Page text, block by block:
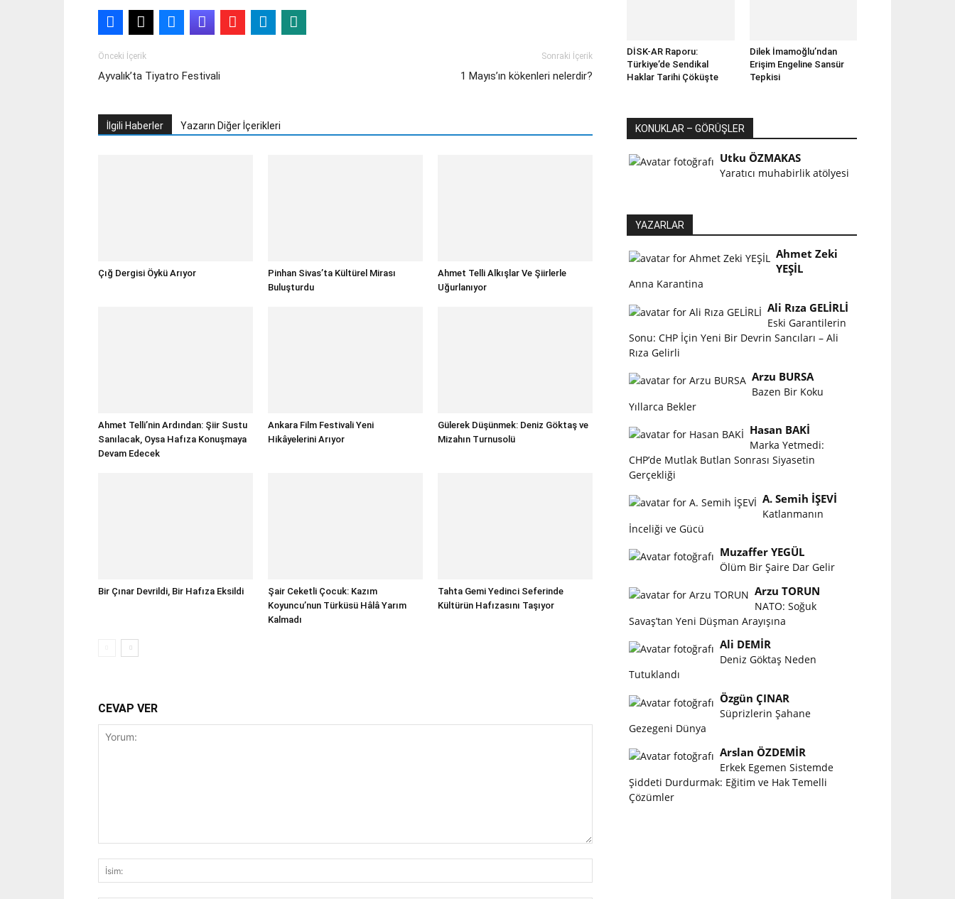
Önceki İçerik
Ayvalık’ta Tiyatro Festivali
Sonraki İçerik
1 Mayıs’ın kökenleri nelerdir?
İlgili Haberler Yazarın Diğer İçerikleri
Çığ Dergisi Öykü Arıyor
Pinhan Sivas’ta Kültürel Mirası
Buluşturdu
Ahmet Telli Alkışlar Ve Şiirlerle
Uğurlanıyor
Ahmet Telli’nin Ardından: Şiir Sustu
Sanılacak, Oysa Hafıza Konuşmaya
Devam Edecek
Ankara Film Festivali Yeni
Hikâyelerini Arıyor
Gülerek Düşünmek: Deniz Göktaş ve
Mizahın Turnusolü
Bir Çınar Devrildi, Bir Hafıza Eksildi
Şair Ceketli Çocuk: Kazım
Koyuncu’nun Türküsü Hâlâ Yarım
Kalmadı
Tahta Gemi Yedinci Seferinde
Kültürün Hafızasını Taşıyor
CEVAP VER
DİSK-AR Raporu:
Türkiye’de Sendikal
Haklar Tarihi Çöküşte
Dilek İmamoğlu’ndan
Erişim Engeline Sansür
Tepkisi
KONUKLAR – GÖRÜŞLER
Utku ÖZMAKAS
Yaratıcı muhabirlik atölyesi
YAZARLAR
Ahmet Zeki
YEŞİL
Anna Karantina
Ali Rıza GELİRLİ
Eski Garantilerin
Sonu: CHP İçin Yeni Bir Devrin Sancıları – Ali
Rıza Gelirli
Arzu BURSA
Bazen Bir Koku
Yıllarca Bekler
Hasan BAKİ
Marka Yetmedi:
CHP’de Mutlak Butlan Sonrası Siyasetin
Gerçekliği
A. Semih İŞEVİ
Katlanmanın
İnceliği ve Gücü
Muzaffer YEGÜL
Ölüm Bir Şaire Dar Gelir
Arzu TORUN
NATO: Soğuk
Savaş’tan Yeni Düşman Arayışına
Ali DEMİR
Deniz Göktaş Neden
Tutuklandı
Özgün ÇINAR
Süprizlerin Şahane
Gezegeni Dünya
Arslan ÖZDEMİR
Erkek Egemen Sistemde
Şiddeti Durdurmak: Eğitim ve Hak Temelli
Çözümler